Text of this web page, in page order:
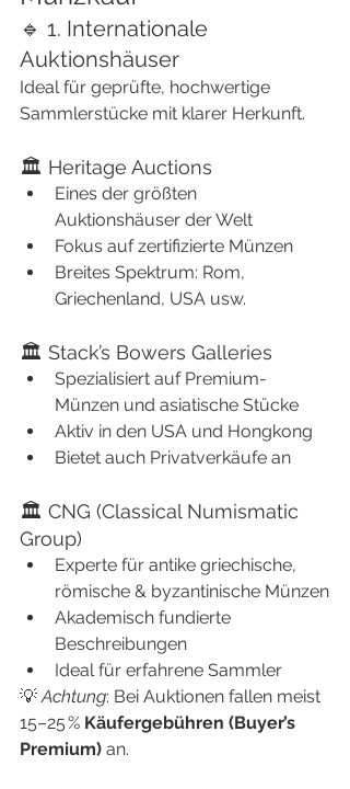
🔹 1. Internationale
Auktionshäuser
Ideal für geprüfte, hochwertige
Sammlerstücke mit klarer Herkunft.
🏛 Heritage Auctions
Eines der größten
Auktionshäuser der Welt
Fokus auf zertifizierte Münzen
Breites Spektrum: Rom,
Griechenland, USA usw.
🏛 Stack’s Bowers Galleries
Spezialisiert auf Premium-
Münzen und asiatische Stücke
Aktiv in den USA und Hongkong
Bietet auch Privatverkäufe an
🏛 CNG (Classical Numismatic
Group)
Experte für antike griechische,
römische & byzantinische Münzen
Akademisch fundierte
Beschreibungen
Ideal für erfahrene Sammler
💡 Achtung: Bei Auktionen fallen meist
15–25 % Käufergebühren (Buyer’s
Premium) an.